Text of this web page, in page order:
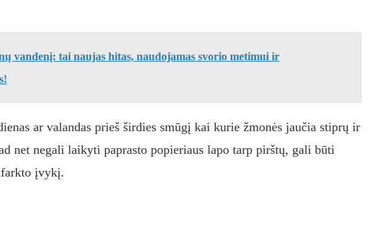
vandenį: tai naujas hitas, naudojamas svorio metimui ir
ar valandas prieš širdies smūgį kai kurie žmonės jaučia stiprų ir
net negali laikyti paprasto popieriaus lapo tarp pirštų, gali būti
įvykį.